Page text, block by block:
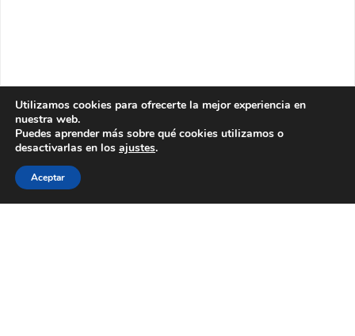
Utilizamos cookies para ofrecerte la mejor experiencia en
nuestra web.
Puedes aprender más sobre qué cookies utilizamos o
desactivarlas en los ajustes.
Aceptar